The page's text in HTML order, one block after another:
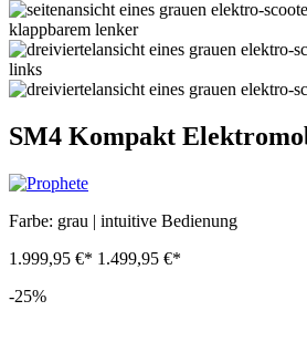
SM4 Kompakt
Farbe: grau | intuitive Bedienung
1.999,95 €* 1.499,95 €*
-25%